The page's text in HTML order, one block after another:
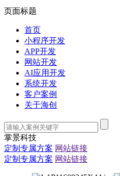
页面标题
首页
小程序开发
APP开发
网站开发
AI应用开发
系统开发
客户案例
关于海创
掌景科技
定制专属方案 网站链接
定制专属方案 网站链接